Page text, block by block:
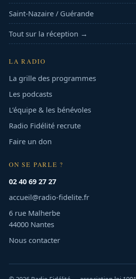
Saint-Nazaire / Guérande
Tout sur la réception →
LA RADIO
La grille des programmes
Les podcasts
L’équipe & les bénévoles
Radio Fidélité recrute
Faire un don
ON SE PARLE ?
02 40 69 27 27
accueil@radio-fidelite.fr
6 rue Malherbe
44000 Nantes
Nous contacter